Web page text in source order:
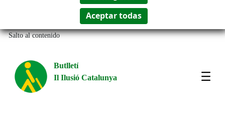
Salto al contenido
Butlletí
Il Ilusió Catalunya